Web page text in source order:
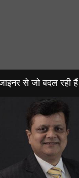
से जो बदल रही